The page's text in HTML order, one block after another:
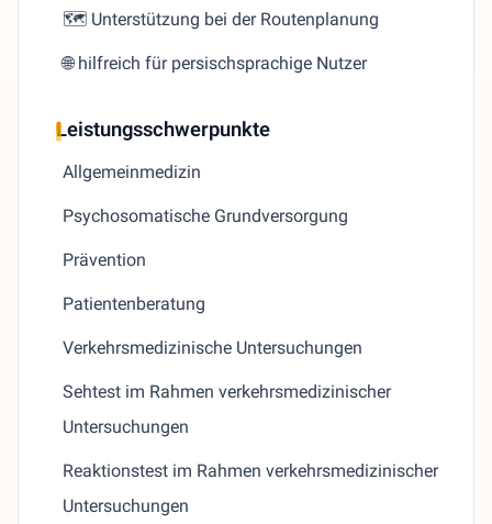
🗺️ Unterstützung bei der Routenplanung
🌐 hilfreich für persischsprachige Nutzer
Leistungsschwerpunkte
Allgemeinmedizin
Psychosomatische Grundversorgung
Prävention
Patientenberatung
Verkehrsmedizinische Untersuchungen
Sehtest im Rahmen verkehrsmedizinischer
Untersuchungen
Reaktionstest im Rahmen verkehrsmedizinischer
Untersuchungen